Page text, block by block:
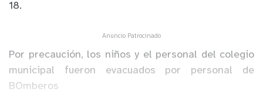
18.
Anuncio Patrocinado
Por precaución, los niños y el personal del colegio
municipal fueron evacuados por personal de
BOmberos